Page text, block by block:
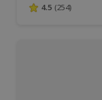
4.5 von 5
4.5 (254)